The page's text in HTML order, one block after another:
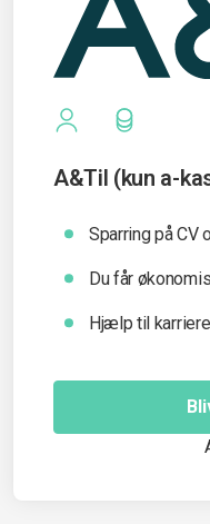
A&Til (kun a-
Sparring på CV
Du får
Hjælp til